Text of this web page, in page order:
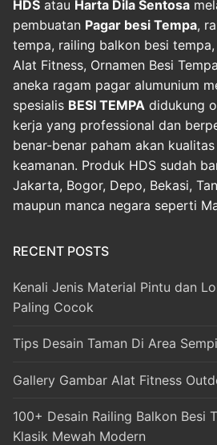
HDS atau Harta Dila Sentosa
pembuatan Pagar besi Tempa,
tempa, railing balkon besi tempa,
Alat Fitness, Ornamen Besi
aneka ragam pagar alumunium
spesialis BESI TEMPA didukung
kerja yang professional dan
benar-benar paham akan
keamanan. Produk HDS sudah
Jakarta, Bogor, Depo, Bekasi,
maupun manca negara seperti
RECENT POSTS
Kenali Jenis Material Pintu dan
Paling Cocok
Tips Desain Taman Di Area
Gallery Gambar Alat Fitness
100+ Desain Railing Balkon Besi
Klasik Mewah Modern